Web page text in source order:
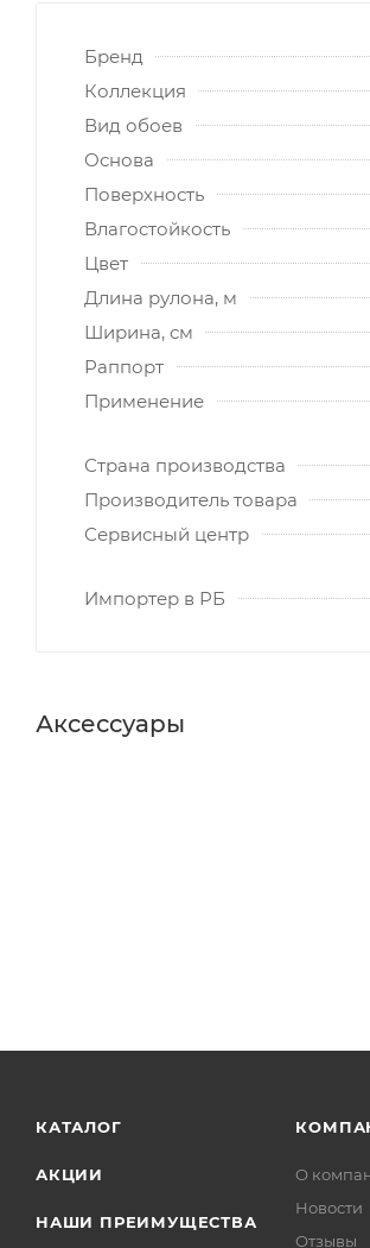
Бренд
Коллекция
Вид обоев
Основа
Поверхность
Влагостойкость
Цвет
Длина рулона, м
Ширина, см
Раппорт
Применение
Страна производства
Производитель товара
Сервисный центр
Импортер в РБ
Аксессуары
КАТАЛОГ
АКЦИИ
НАШИ ПРЕИМУЩЕСТВА
О
Новости
Отзывы